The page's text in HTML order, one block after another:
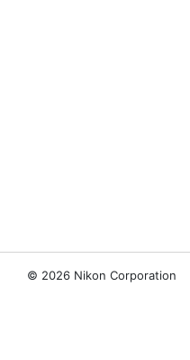
© 2026 Nikon Corporation